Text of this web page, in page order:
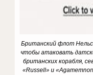
Британский флот
чтобы атаковать
британских корабля,
«Russell» и